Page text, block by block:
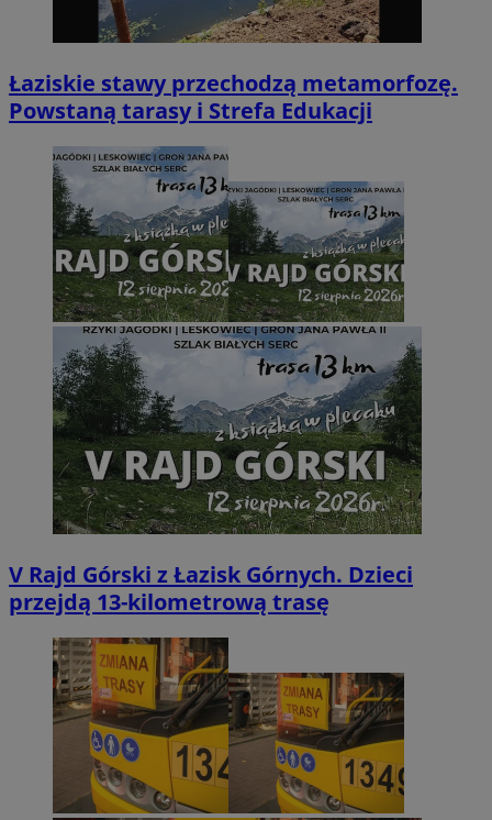
Łaziskie stawy przechodzą metamorfozę.
Powstaną tarasy i Strefa Edukacji
V Rajd Górski z Łazisk Górnych. Dzieci
przejdą 13-kilometrową trasę